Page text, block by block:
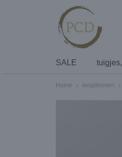
SALE
Home › wegdromen ›